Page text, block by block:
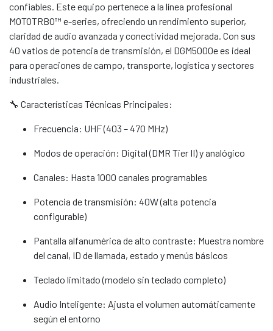
confiables. Este equipo pertenece a la línea profesional
MOTOTRBO™ e-series, ofreciendo un rendimiento superior,
claridad de audio avanzada y conectividad mejorada. Con sus
40 vatios de potencia de transmisión, el DGM5000e es ideal
para operaciones de campo, transporte, logística y sectores
industriales.
🔧 Características Técnicas Principales:
Frecuencia: UHF (403 – 470 MHz)
Modos de operación: Digital (DMR Tier II) y analógico
Canales: Hasta 1000 canales programables
Potencia de transmisión: 40W (alta potencia
configurable)
Pantalla alfanumérica de alto contraste: Muestra nombre
del canal, ID de llamada, estado y menús básicos
Teclado limitado (modelo sin teclado completo)
Audio Inteligente: Ajusta el volumen automáticamente
según el entorno